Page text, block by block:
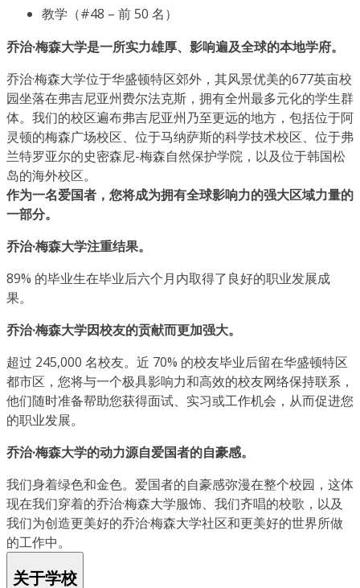
教学（#48 – 前 50 名）
乔治·梅森大学是一所实力雄厚、影响遍及全球的本地学府。
乔治·梅森大学位于华盛顿特区郊外，其风景优美的677英亩校
园坐落在弗吉尼亚州费尔法克斯，拥有全州最多元化的学生群
体。我们的校区遍布弗吉尼亚州乃至更远的地方，包括位于阿
灵顿的梅森广场校区、位于马纳萨斯的科学技术校区、位于弗
兰特罗亚尔的史密森尼-梅森自然保护学院，以及位于韩国松
岛的海外校区。
作为一名爱国者，您将成为拥有全球影响力的强大区域力量的
一部分。
乔治·梅森大学注重结果。
89% 的毕业生在毕业后六个月内取得了良好的职业发展成
果。
乔治·梅森大学因校友的贡献而更加强大。
超过 245,000 名校友。近 70% 的校友毕业后留在华盛顿特区
都市区，您将与一个极具影响力和高效的校友网络保持联系，
他们随时准备帮助您获得面试、实习或工作机会，从而促进您
的职业发展。
乔治·梅森大学的动力源自爱国者的自豪感。
我们身着绿色和金色。爱国者的自豪感弥漫在整个校园，这体
现在我们穿着的乔治·梅森大学服饰、我们齐唱的校歌，以及
我们为创造更美好的乔治·梅森大学社区和更美好的世界所做
的工作中。
关于学校